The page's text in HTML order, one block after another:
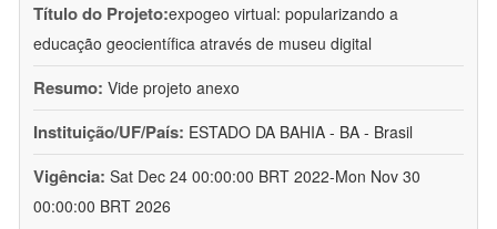
Título do Projeto:expogeo virtual: popularizando a
educação geocientífica através de museu digital
Resumo: Vide projeto anexo
Instituição/UF/País: ESTADO DA BAHIA - BA - Brasil
Vigência: Sat Dec 24 00:00:00 BRT 2022-Mon Nov 30
00:00:00 BRT 2026